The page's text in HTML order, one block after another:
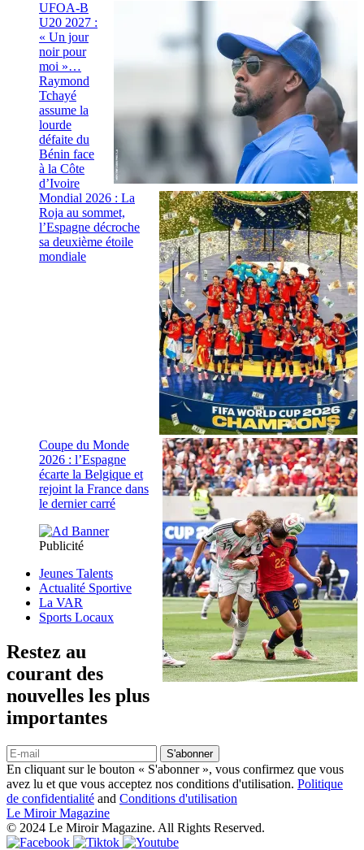
UFOA-B
U20 2027 :
« Un jour
noir pour
moi »…
Raymond
Tchayé
assume la
lourde
défaite du
Bénin face
à la Côte
d’Ivoire
Mondial 2026 : La
Roja au sommet,
l’Espagne décroche
sa deuxième étoile
mondiale
Coupe du Monde
2026 : l’Espagne
écarte la Belgique et
rejoint la France dans
le dernier carré
Publicité
Jeunes Talents
Actualité Sportive
La VAR
Sports Locaux
Restez au
courant des
nouvelles les plus
importantes
S'abonner
En cliquant sur le bouton « S'abonner », vous confirmez que vous
avez lu et que vous acceptez nos conditions d'utilisation. Politique
de confidentialité and Conditions d'utilisation
Le Miroir Magazine
© 2024 Le Miroir Magazine. All Rights Reserved.